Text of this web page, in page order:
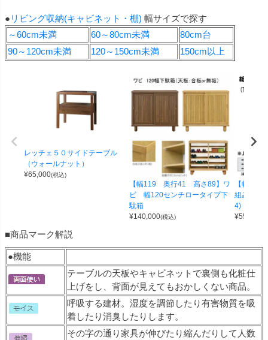
● リビング収納(キャビネット・棚) 幅サイズで探す
～60cm未満
60～80cm未満
80cm台
90～120cm未満
120～150cm未満 150cm以上
レッチェ５０サイドテーブル
（ウォールナット）
¥65,000(税込)
【幅119 奥行41 高さ89】ワ
ビ 幅120センチロータイプ下
駄箱
¥140,000(税込)
【幅100
組み合わ
4)
¥55,000
■商品マーク解説
●機能
テーブルの天板やキャビネットで裏側も化粧仕
上げをし、背面が見えてもおかしくない商品。
呼吸する建材。湿度を調節したり有害物質を吸
着したり消臭したりします。
その字の通り家具が伸びたり縮んだりして人数